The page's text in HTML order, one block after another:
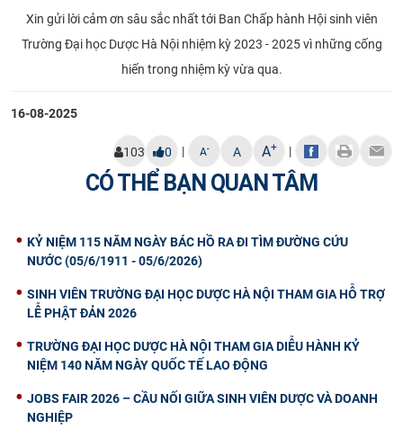
Xin gửi lời cảm ơn sâu sắc nhất tới Ban Chấp hành Hội sinh viên
Trường Đại học Dược Hà Nội nhiệm kỳ 2023 - 2025 vì những cống
hiến trong nhiệm kỳ vừa qua.
16-08-2025
103 0 | A- A A+ |
CÓ THỂ BẠN QUAN TÂM
KỶ NIỆM 115 NĂM NGÀY BÁC HỒ RA ĐI TÌM ĐƯỜNG CỨU
NƯỚC (05/6/1911 - 05/6/2026)
SINH VIÊN TRƯỜNG ĐẠI HỌC DƯỢC HÀ NỘI THAM GIA HỖ TRỢ
LỄ PHẬT ĐẢN 2026
TRƯỜNG ĐẠI HỌC DƯỢC HÀ NỘI THAM GIA DIỄU HÀNH KỶ
NIỆM 140 NĂM NGÀY QUỐC TẾ LAO ĐỘNG
JOBS FAIR 2026 – CẦU NỐI GIỮA SINH VIÊN DƯỢC VÀ DOANH
NGHIỆP